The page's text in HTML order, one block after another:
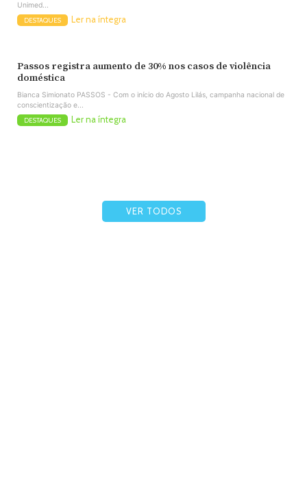
Unimed...
DESTAQUES Ler na íntegra
Passos registra aumento de 30% nos casos de violência
doméstica
Bianca Simionato PASSOS - Com o início do Agosto Lilás, campanha nacional de
conscientização e...
DESTAQUES Ler na íntegra
VER TODOS